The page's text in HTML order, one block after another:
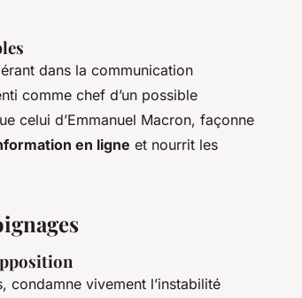
dans la communication
comme chef d’un possible
celui d’Emmanuel Macron, façonne
en ligne et nourrit les
condamne vivement l’instabilité